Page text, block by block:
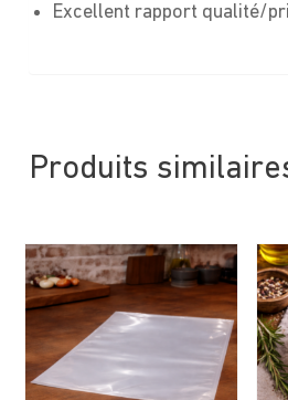
Excellent rapport qualité/
Produits